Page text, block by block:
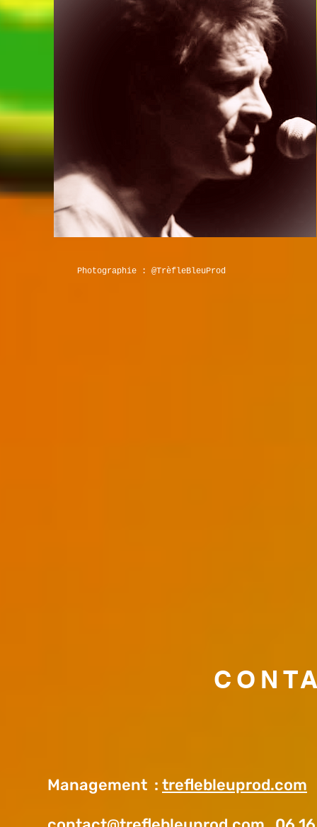
Photographie : @TrèfleBleuProd
Management : treflebleuprod.com